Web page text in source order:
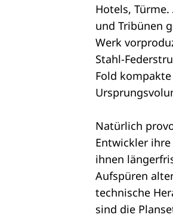
Hotels,
und Tribünen
Werk
Stahl-
Fold
Natürlich
Entwickler
ihnen
Aufspüren
technische
sind die